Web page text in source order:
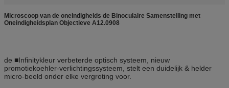
Microscoop van de oneindigheids de Binoculaire Samenstelling met
Oneindigheidsplan Objectieve A12.0908
de ■Infinitykleur verbeterde optisch systeem, nieuw
promotiekoehler-verlichtingssysteem, stelt een duidelijk & helder
micro-beeld onder elke vergroting voor.